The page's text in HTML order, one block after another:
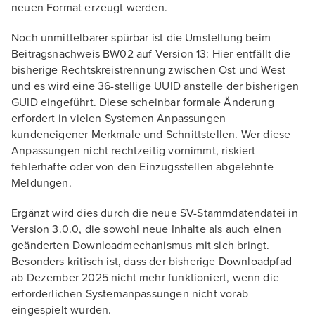
neuen Format erzeugt werden.
Noch unmittelbarer spürbar ist die Umstellung beim
Beitragsnachweis BW02 auf Version 13: Hier entfällt die
bisherige Rechtskreistrennung zwischen Ost und West
und es wird eine 36-stellige UUID anstelle der bisherigen
GUID eingeführt. Diese scheinbar formale Änderung
erfordert in vielen Systemen Anpassungen
kundeneigener Merkmale und Schnittstellen. Wer diese
Anpassungen nicht rechtzeitig vornimmt, riskiert
fehlerhafte oder von den Einzugsstellen abgelehnte
Meldungen.
Ergänzt wird dies durch die neue SV-Stammdatendatei in
Version 3.0.0, die sowohl neue Inhalte als auch einen
geänderten Downloadmechanismus mit sich bringt.
Besonders kritisch ist, dass der bisherige Downloadpfad
ab Dezember 2025 nicht mehr funktioniert, wenn die
erforderlichen Systemanpassungen nicht vorab
eingespielt wurden.